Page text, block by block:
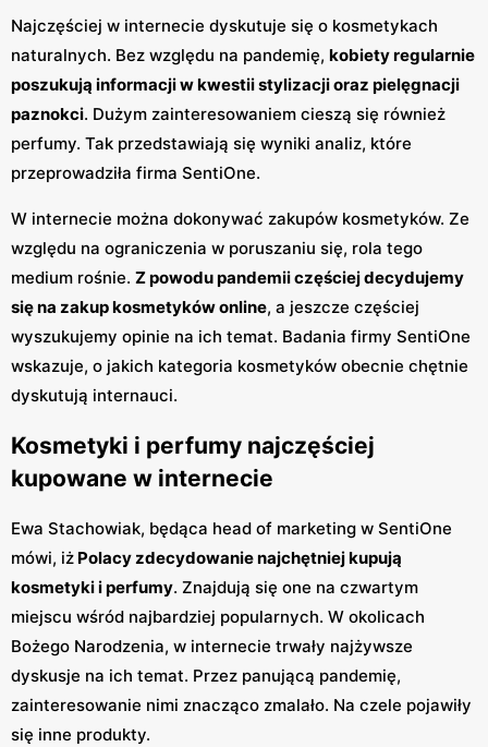
Najczęściej w internecie dyskutuje się o kosmetykach
naturalnych. Bez względu na pandemię, kobiety regularnie
poszukują informacji w kwestii stylizacji oraz pielęgnacji
paznokci. Dużym zainteresowaniem cieszą się również
perfumy. Tak przedstawiają się wyniki analiz, które
przeprowadziła firma SentiOne.
W internecie można dokonywać zakupów kosmetyków. Ze
względu na ograniczenia w poruszaniu się, rola tego
medium rośnie. Z powodu pandemii częściej decydujemy
się na zakup kosmetyków online, a jeszcze częściej
wyszukujemy opinie na ich temat. Badania firmy SentiOne
wskazuje, o jakich kategoria kosmetyków obecnie chętnie
dyskutują internauci.
Kosmetyki i perfumy najczęściej
kupowane w internecie
Ewa Stachowiak, będąca head of marketing w SentiOne
mówi, iż Polacy zdecydowanie najchętniej kupują
kosmetyki i perfumy. Znajdują się one na czwartym
miejscu wśród najbardziej popularnych. W okolicach
Bożego Narodzenia, w internecie trwały najżywsze
dyskusje na ich temat. Przez panującą pandemię,
zainteresowanie nimi znacząco zmalało. Na czele pojawiły
się inne produkty.